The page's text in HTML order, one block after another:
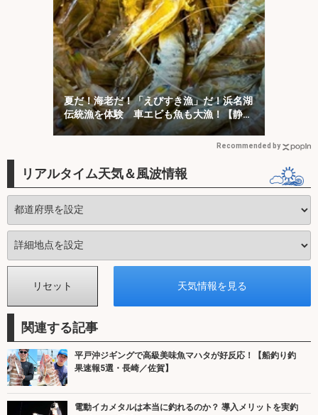
夏だ！海老だ！「えびすき漁」だ！浜名湖
伝統漁を体験 車エビも魚も大漁！【静
岡】
Recommended by
リアルタイム天気＆風波情報
関連する記事
平戸沖ジギングで高級美味魚マハタが好反応！【船釣り釣
果速報5選・長崎／佐賀】
電動イカメタルは本当に釣れるのか？ 導入メリットを実釣